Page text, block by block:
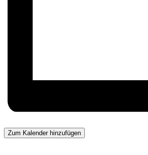
Zum Kalender hinzufügen